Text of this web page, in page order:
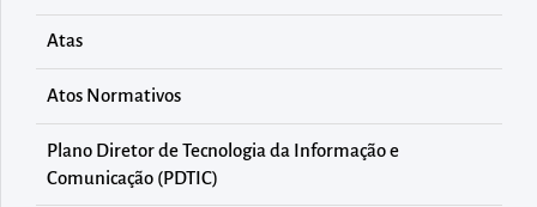
Acessar
diretamente
área
para
Atas
Atos Normativos
Plano Diretor de Tecnologia da Informação e
Comunicação (PDTIC)